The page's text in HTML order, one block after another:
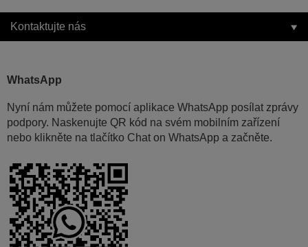
Kontaktujte nás
WhatsApp
Nyní nám můžete pomocí aplikace WhatsApp posílat zprávy
podpory. Naskenujte QR kód na svém mobilním zařízení
nebo klikněte na tlačítko Chat on WhatsApp a začněte.